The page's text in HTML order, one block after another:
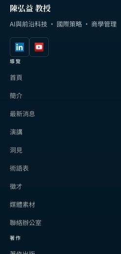
陳弘益 教授
AI與前沿科技 · 國際策略 · 商學管理
導覽
首頁
簡介
最新消息
演講
洞見
術語表
徵才
媒體素材
聯絡辦公室
著作